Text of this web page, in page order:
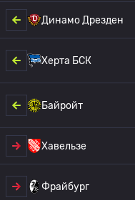
Динамо Дрезден
Херта БСК
Байройт
Хавельзе
Фрайбург